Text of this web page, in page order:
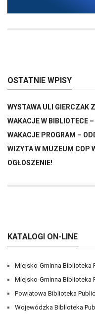
OSTATNIE WPISY
WYSTAWA ULI GIERCZAK
WAKACJE W BIBLIOTECE
WAKACJE PROGRAM –
WIZYTA W MUZEUM COP
OGŁOSZENIE!
KATALOGI ON-LINE
Miejsko-Gminna Biblioteka
Miejsko-Gminna Biblioteka
Powiatowa Biblioteka
Wojewódzka Biblioteka